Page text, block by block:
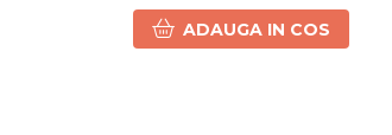
ADAUGA IN COS